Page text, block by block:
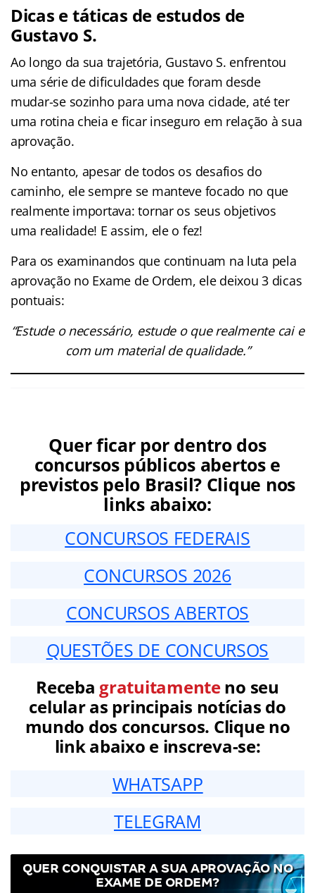
Dicas e táticas de estudos de
Gustavo S.
Ao longo da sua trajetória, Gustavo S. enfrentou
uma série de dificuldades que foram desde
mudar-se sozinho para uma nova cidade, até ter
uma rotina cheia e ficar inseguro em relação à sua
aprovação.
No entanto, apesar de todos os desafios do
caminho, ele sempre se manteve focado no que
realmente importava: tornar os seus objetivos
uma realidade! E assim, ele o fez!
Para os examinandos que continuam na luta pela
aprovação no Exame de Ordem, ele deixou 3 dicas
pontuais:
“Estude o necessário, estude o que realmente cai e
com um material de qualidade.”
Quer ficar por dentro dos
concursos públicos abertos e
previstos pelo Brasil? Clique nos
links abaixo:
CONCURSOS FEDERAIS
CONCURSOS 2026
CONCURSOS ABERTOS
QUESTÕES DE CONCURSOS
Receba gratuitamenteno seu
celular as principais notícias do
mundo dos concursos. Clique no
link abaixo e inscreva-se:
WHATSAPP
TELEGRAM
QUER CONQUISTAR A SUA APROVAÇÃO NO
EXAME DE ORDEM?